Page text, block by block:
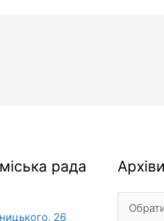
рада
26
Архіви
Архіви